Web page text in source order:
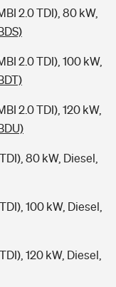
2.0 TDI), 80 kW,
2.0 TDI), 100 kW,
2.0 TDI), 120 kW,
80 kW, Diesel,
100 kW, Diesel,
120 kW, Diesel,